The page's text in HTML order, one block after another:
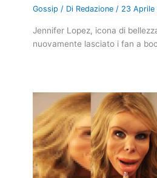
Gossip / Di Redazione/ 23 Aprile
Jennifer Lopez, icona di
nuovamente lasciato i fan a